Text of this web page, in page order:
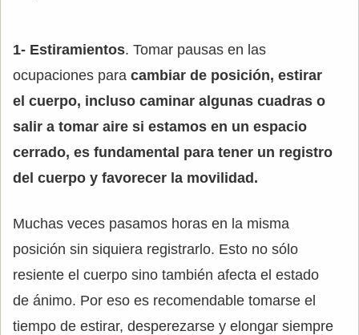
1- Estiramientos. Tomar pausas en las
ocupaciones para cambiar de posición, estirar
el cuerpo, incluso caminar algunas cuadras o
salir a tomar aire si estamos en un espacio
cerrado, es fundamental para tener un registro
del cuerpo y favorecer la movilidad.
Muchas veces pasamos horas en la misma
posición sin siquiera registrarlo. Esto no sólo
resiente el cuerpo sino también afecta el estado
de ánimo. Por eso es recomendable tomarse el
tiempo de estirar, desperezarse y elongar siempre